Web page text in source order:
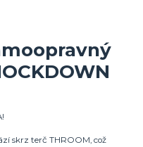
skrz terč THROOM, což